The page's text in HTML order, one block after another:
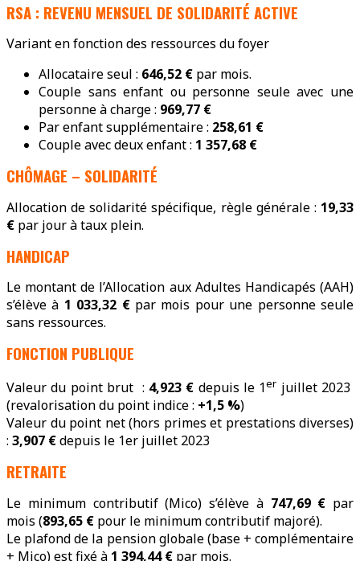
RSA : REVENU MENSUEL DE SOLIDARITÉ ACTIVE
Variant en fonction des ressources du foyer
Allocataire seul : 646,52 € par mois.
Couple sans enfant ou personne seule avec une
personne à charge : 969,77 €
Par enfant supplémentaire : 258,61 €
Couple avec deux enfant : 1 357,68 €
CHÔMAGE – SOLIDARITÉ
Allocation de solidarité spécifique, règle générale : 19,33
€ par jour à taux plein.
HANDICAP
Le montant de l’Allocation aux Adultes Handicapés (AAH)
s’élève à 1 033,32 €par mois pour une personne seule
sans ressources.
FONCTION PUBLIQUE
Valeur du point brut : 4,923 € depuis le 1er juillet 2023
(revalorisation du point indice : +1,5 %)
Valeur du point net (hors primes et prestations diverses)
: 3,907 €depuis le 1er juillet 2023
RETRAITE
Le minimum contributif (Mico) s’élève à 747,69 € par
mois (893,65 € pour le minimum contributif majoré).
Le plafond de la pension globale (base + complémentaire
+ Mico) est fixé à 1 394,44 € par mois.